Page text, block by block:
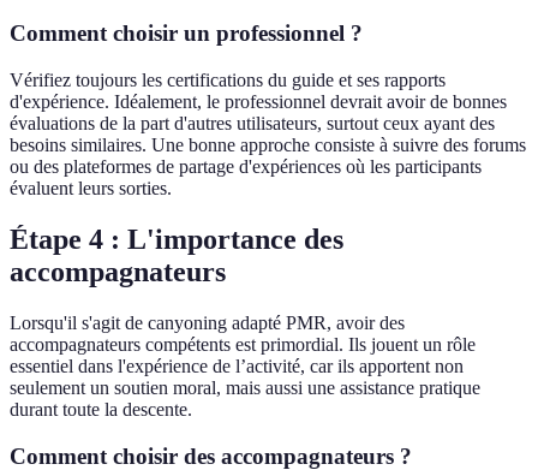
Comment choisir un professionnel ?
Vérifiez toujours les certifications du guide et ses rapports
d'expérience. Idéalement, le professionnel devrait avoir de bonnes
évaluations de la part d'autres utilisateurs, surtout ceux ayant des
besoins similaires. Une bonne approche consiste à suivre des forums
ou des plateformes de partage d'expériences où les participants
évaluent leurs sorties.
Étape 4 : L'importance des
accompagnateurs
Lorsqu'il s'agit de canyoning adapté PMR, avoir des
accompagnateurs compétents est primordial. Ils jouent un rôle
essentiel dans l'expérience de l’activité, car ils apportent non
seulement un soutien moral, mais aussi une assistance pratique
durant toute la descente.
Comment choisir des accompagnateurs ?